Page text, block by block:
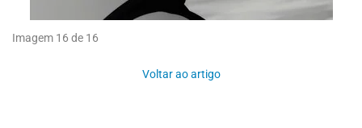
Imagem 16 de 16
Voltar ao artigo